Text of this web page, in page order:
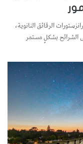
الرقائق النانوية،
الشرائح بشكلٍ مستمر